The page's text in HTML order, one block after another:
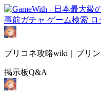
事前ガチャ ゲーム検索 ロ
プリコネ攻略wiki｜プリ
掲示板Q&A